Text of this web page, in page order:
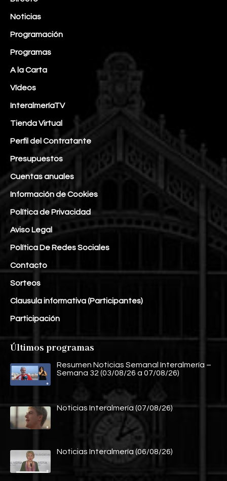
Noticias
Programación
Programas
A la Carta
Vídeos
InteralmeríaTV
Tienda Virtual
Perfil del Contratante
Presupuestos
Cuentas anuales
Información de Cookies
Política de Privacidad
Aviso Legal
Política De Redes Sociales
Contacto
Sorteos
Clausula informativa (Participantes)
Participación
Últimos programas
Resumen Noticias Semanal Interalmería –
Semana 32 (03/08/26 a 07/08/26)
Noticias Interalmería (07/08/26)
Noticias Interalmería (06/08/26)